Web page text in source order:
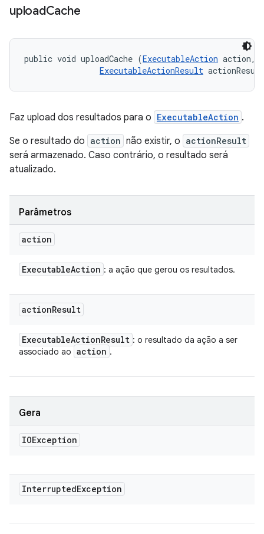
uploadCache
public void uploadCache (ExecutableAction action,
ExecutableActionResult
Faz upload dos resultados para o ExecutableAction .
Se o resultado do action não existir, o actionResult
será armazenado. Caso contrário, o resultado será
atualizado.
Parâmetros
action
ExecutableAction : a ação que gerou os resultados.
actionResult
ExecutableActionResult : o resultado da ação a ser
associado ao action .
Gera
IOException
InterruptedException